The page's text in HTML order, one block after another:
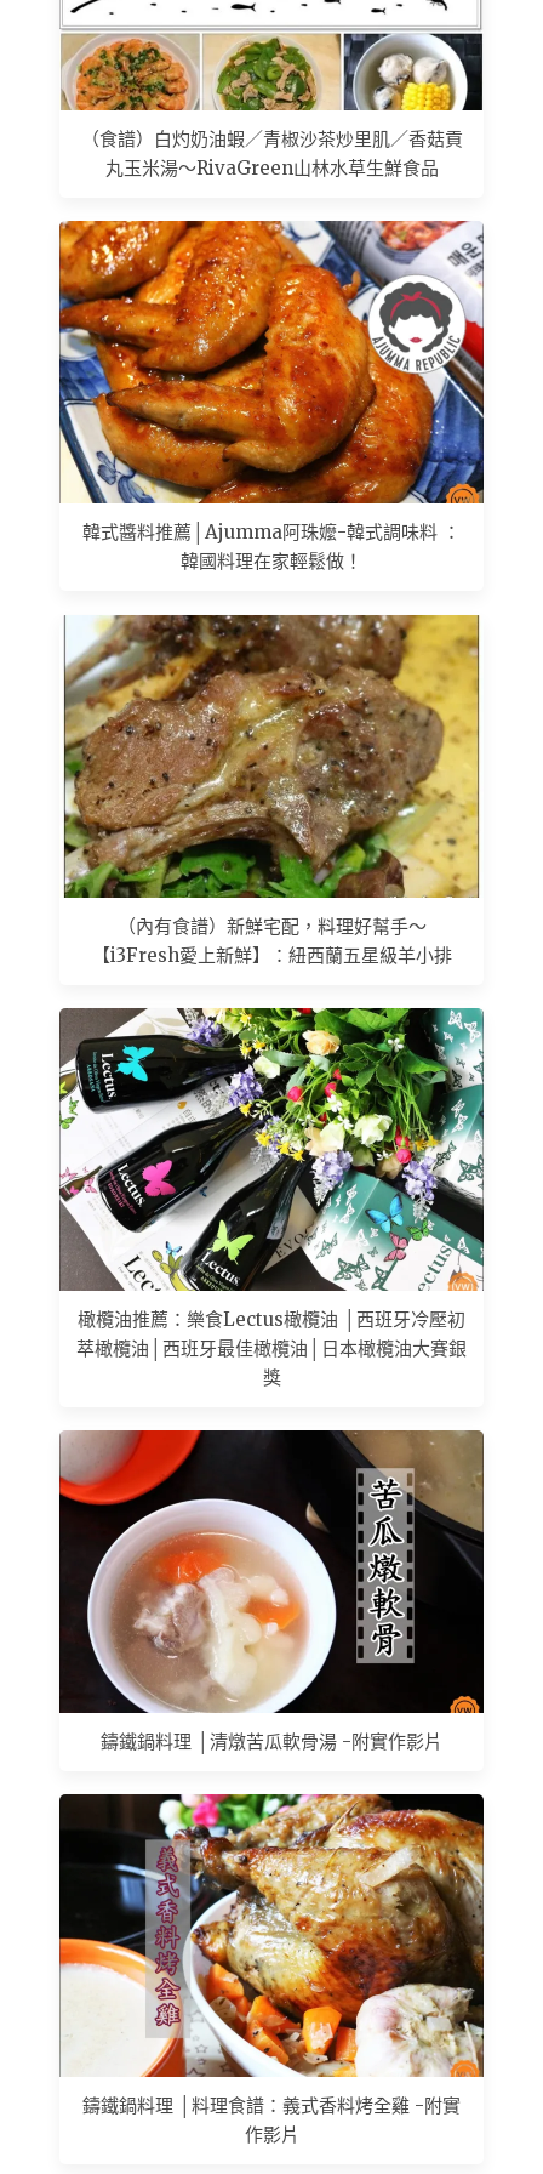
（食譜）白灼奶油蝦／青椒沙茶炒里肌／香菇貢
丸玉米湯～RivaGreen山林水草生鮮食品
韓式醬料推薦│Ajumma阿珠嬤-韓式調味料 ：
韓國料理在家輕鬆做！
（內有食譜）新鮮宅配，料理好幫手～
【i3Fresh愛上新鮮】：紐西蘭五星級羊小排
橄欖油推薦：樂食Lectus橄欖油 │西班牙冷壓初
萃橄欖油│西班牙最佳橄欖油│日本橄欖油大賽銀
獎
鑄鐵鍋料理 │清燉苦瓜軟骨湯 -附實作影片
鑄鐵鍋料理 │料理食譜：義式香料烤全雞 -附實
作影片